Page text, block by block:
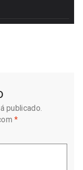
publicado.
*